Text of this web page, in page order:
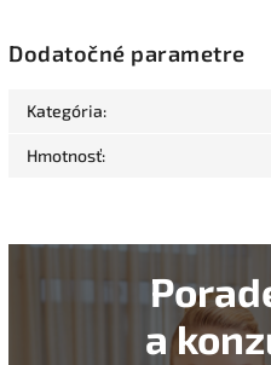
Dodatočné parametre
Kategória:
Hmotnosť:
a